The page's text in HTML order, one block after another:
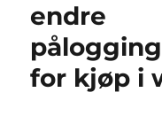
endre
for kjøp i